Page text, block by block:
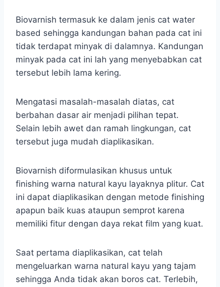
Biovarnish termasuk ke dalam jenis cat water
based sehingga kandungan bahan pada cat ini
tidak terdapat minyak di dalamnya. Kandungan
minyak pada cat ini lah yang menyebabkan cat
tersebut lebih lama kering.
Mengatasi masalah-masalah diatas, cat
berbahan dasar air menjadi pilihan tepat.
Selain lebih awet dan ramah lingkungan, cat
tersebut juga mudah diaplikasikan.
Biovarnish diformulasikan khusus untuk
finishing warna natural kayu layaknya plitur. Cat
ini dapat diaplikasikan dengan metode finishing
apapun baik kuas ataupun semprot karena
memiliki fitur dengan daya rekat film yang kuat.
Saat pertama diaplikasikan, cat telah
mengeluarkan warna natural kayu yang tajam
sehingga Anda tidak akan boros cat. Terlebih,